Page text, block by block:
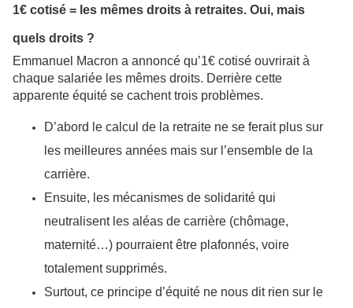
1€ cotisé = les mêmes droits à retraites. Oui, mais
quels droits ?
Emmanuel Macron a annoncé qu’1€ cotisé ouvrirait à
chaque salariée les mêmes droits. Derrière cette
apparente équité se cachent trois problèmes.
D’abord le calcul de la retraite ne se ferait plus sur
les meilleures années mais sur l’ensemble de la
carrière.
Ensuite, les mécanismes de solidarité qui
neutralisent les aléas de carrière (chômage,
maternité…) pourraient être plafonnés, voire
totalement supprimés.
Surtout, ce principe d’équité ne nous dit rien sur le